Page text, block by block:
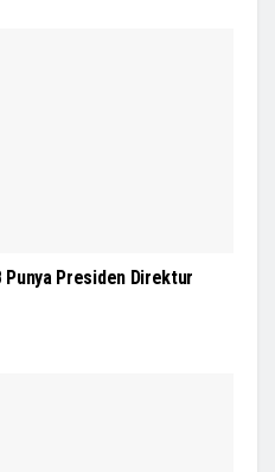
Punya Presiden Direktur